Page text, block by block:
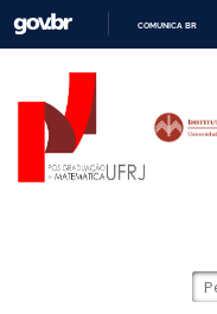
COMUNICA BR